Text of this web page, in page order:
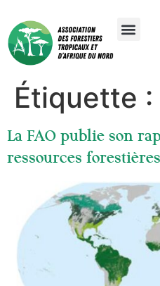
Étiquette :
La FAO publie son
ressources forestières